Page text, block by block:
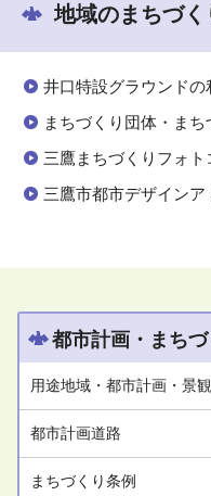
地域のまちづく
井口特設グラウンドの
まちづくり団体・ま
三鷹まちづくりフォト
三鷹市都市デザインア
都市計画・まちづ
用途地域・都市計画・景観
都市計画道路
まちづくり条例